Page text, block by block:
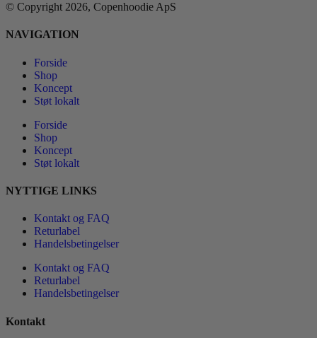
© Copyright 2026, Copenhoodie ApS
NAVIGATION
Forside
Shop
Koncept
Støt lokalt
Forside
Shop
Koncept
Støt lokalt
NYTTIGE LINKS
Kontakt og FAQ
Returlabel
Handelsbetingelser
Kontakt og FAQ
Returlabel
Handelsbetingelser
Kontakt